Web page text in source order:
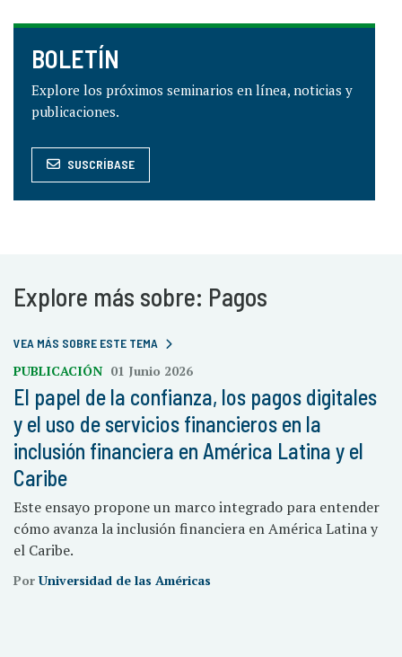
BOLETÍN
Explore los próximos seminarios en línea, noticias y
publicaciones.
SUSCRÍBASE
Explore más sobre: Pagos
VEA MÁS SOBRE ESTE TEMA
PUBLICACIÓN 01 Junio 2026
El papel de la confianza, los pagos digitales
y el uso de servicios financieros en la
inclusión financiera en América Latina y el
Caribe
Este ensayo propone un marco integrado para entender
cómo avanza la inclusión financiera en América Latina y
el Caribe.
Por Universidad de las Américas